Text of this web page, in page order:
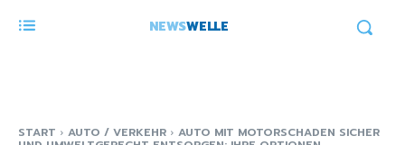
NEWSWELLE
START AUTO / VERKEHR AUTO MIT MOTORSCHADEN SICHER